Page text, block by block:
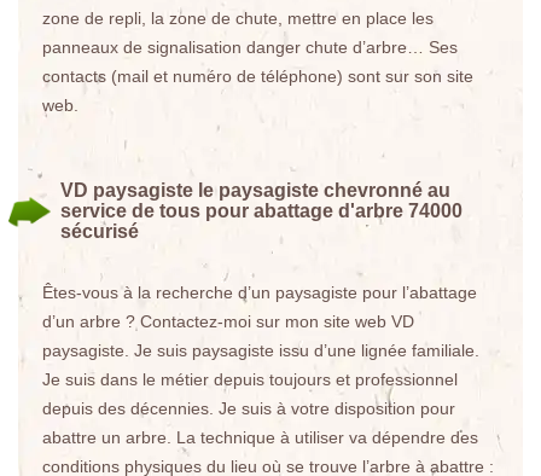
zone de repli, la zone de chute, mettre en place les
panneaux de signalisation danger chute d’arbre… Ses
contacts (mail et numéro de téléphone) sont sur son site
web.
VD paysagiste le paysagiste chevronné au
service de tous pour abattage d'arbre 74000
sécurisé
Êtes-vous à la recherche d’un paysagiste pour l’abattage
d’un arbre ? Contactez-moi sur mon site web VD
paysagiste. Je suis paysagiste issu d’une lignée familiale.
Je suis dans le métier depuis toujours et professionnel
depuis des décennies. Je suis à votre disposition pour
abattre un arbre. La technique à utiliser va dépendre des
conditions physiques du lieu où se trouve l’arbre à abattre :